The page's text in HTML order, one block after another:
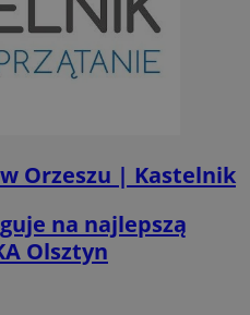
Orzeszu | Kastelnik
na najlepszą
Olsztyn